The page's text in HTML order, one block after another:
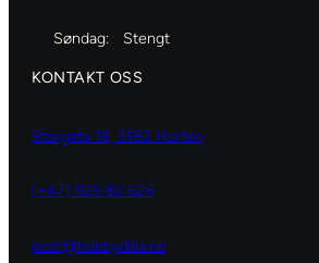
Søndag: Stengt
KONTAKT OSS
Storgata 19, 3182 Horten
(+47) 929 82 626
post@hobbydilla.no